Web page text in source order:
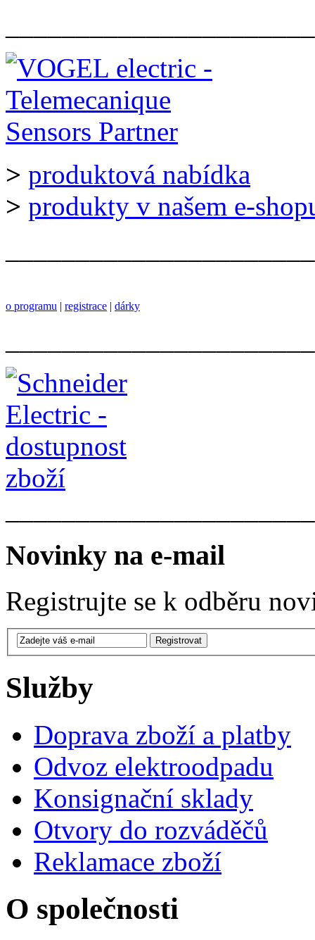
> produktová nabídka
> produkty v našem e-
o programu | registrace | dárky
Novinky na e-mail
Registrujte se k odběru
Služby
Doprava zboží a platby
Odvoz elektroodpadu
Konsignační sklady
Otvory do rozváděčů
Reklamace zboží
O společnosti